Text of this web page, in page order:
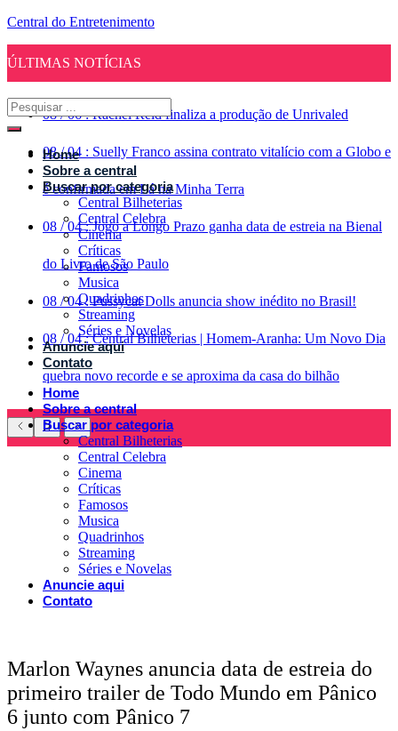
Central do Entretenimento
ÚLTIMAS NOTÍCIAS
08 / 06 : Rachel Reid finaliza a produção de Unrivaled
08 / 04 : Suelly Franco assina contrato vitalício com a Globo e
é confirmada em Lá na Minha Terra
08 / 04 : Jogo a Longo Prazo ganha data de estreia na Bienal
do Livro de São Paulo
08 / 04 : Pussycat Dolls anuncia show inédito no Brasil!
08 / 04 : Central Bilheterias | Homem-Aranha: Um Novo Dia
quebra novo recorde e se aproxima da casa do bilhão
Home
Sobre a central
Buscar por categoria
Central Bilheterias
Central Celebra
Cinema
Críticas
Famosos
Musica
Quadrinhos
Streaming
Séries e Novelas
Anuncie aqui
Contato
Home
Sobre a central
Buscar por categoria
Central Bilheterias
Central Celebra
Cinema
Críticas
Famosos
Musica
Quadrinhos
Streaming
Séries e Novelas
Anuncie aqui
Contato
Marlon Waynes anuncia data de estreia do
primeiro trailer de Todo Mundo em Pânico
6 junto com Pânico 7